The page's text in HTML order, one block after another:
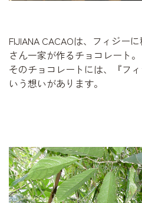
FIJIANA CACAOは、フィジー
さん一家が作るチョコレート。
そのチョコレートには、『フ
いう想いがあります。